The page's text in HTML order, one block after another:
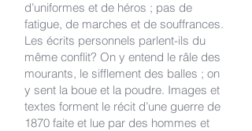
d’uniformes et de héros ; pas de
fatigue, de marches et de souffrances.
Les écrits personnels parlent-ils du
même conflit? On y entend le râle des
mourants, le sifflement des balles ; on
y sent la boue et la poudre. Images et
textes forment le récit d’une guerre de
1870 faite et lue par des hommes et